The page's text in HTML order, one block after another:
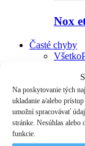
Na poskytovanie tých
ukladanie a/alebo
umožní spracovávať
stránke. Nesúhlas
funkcie.
Nox
Časté chyby
Všetko